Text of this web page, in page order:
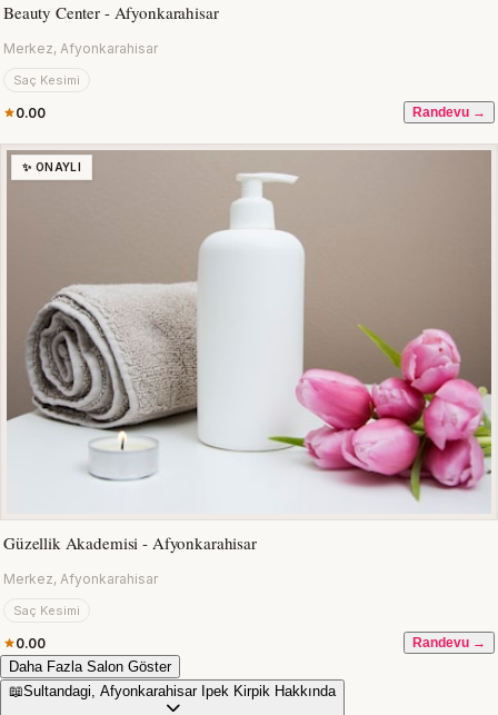
Beauty Center - Afyonkarahisar
Merkez, Afyonkarahisar
Saç Kesimi
0.00 Randevu →
✨ ONAYLI
Güzellik Akademisi - Afyonkarahisar
Merkez, Afyonkarahisar
Saç Kesimi
0.00 Randevu →
Daha Fazla Salon Göster
📖Sultandagi, Afyonkarahisar Ipek Kirpik Hakkında